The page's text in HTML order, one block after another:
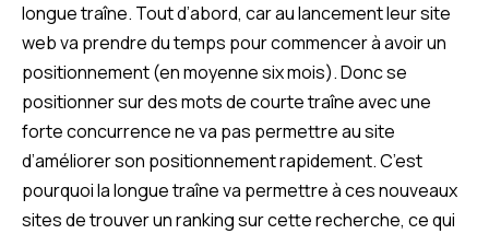
longue traîne. Tout d’abord, car au lancement leur site
web va prendre du temps pour commencer à avoir un
positionnement (en moyenne six mois). Donc se
positionner sur des mots de courte traîne avec une
forte concurrence ne va pas permettre au site
d’améliorer son positionnement rapidement. C’est
pourquoi la longue traîne va permettre à ces nouveaux
sites de trouver un ranking sur cette recherche, ce qui